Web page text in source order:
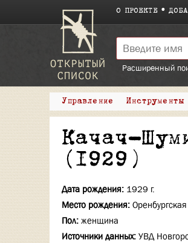
О ПРОЕКТЕ
Расширенный
Управление Инструменты
Качач-
(1929)
Дата рождения: 1929 г.
Место рождения:
Пол: женщина
Источники данных: УВД